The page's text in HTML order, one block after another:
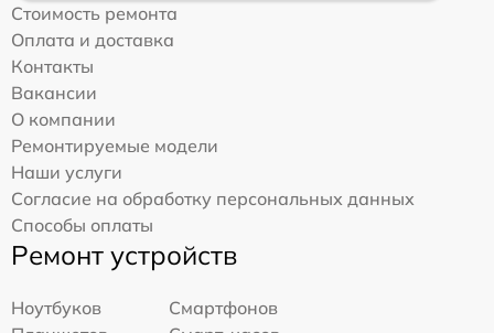
Стоимость ремонта
Оплата и доставка
Контакты
Вакансии
О компании
Ремонтируемые модели
Наши услуги
Согласие на обработку персональных данных
Способы оплаты
Ремонт устройств
Ноутбуков
Смартфонов